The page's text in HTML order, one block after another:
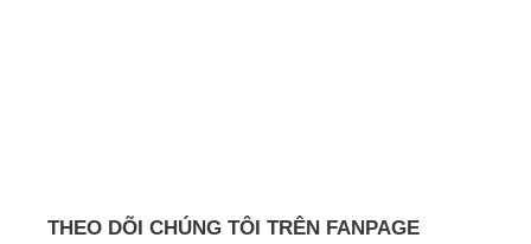
THEO DÕI CHÚNG TÔI TRÊN FANPAGE